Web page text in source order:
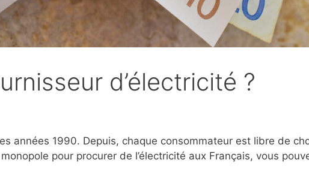
d’électricité ?
années 1990. Depuis, chaque consommateur est libre de
pour procurer de l’électricité aux Français, vous